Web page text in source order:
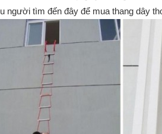
người tìm đến đây để mua thang dây